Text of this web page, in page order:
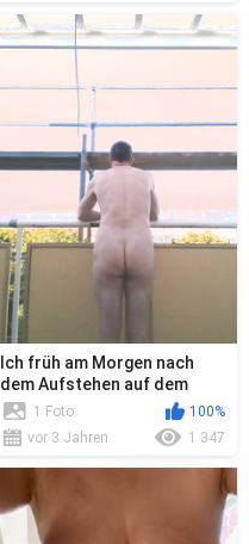
Ich früh am Morgen nach
dem Aufstehen auf dem
Balkon1 Foto
100%
vor 3 Jahren
1 347